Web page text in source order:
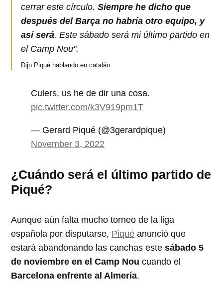
cerrar este círculo.Siempre he dicho que
después del Barça no habría otro equipo, y
así será. Este sábado será mi último partido en
el Camp Nou".
Dijo Piqué hablando en catalán.
Culers, us he de dir una cosa.
pic.twitter.com/k3V919pm1T
— Gerard Piqué (@3gerardpique)
November 3, 2022
¿Cuándo será el último partido de
Piqué?
Aunque aún falta mucho torneo de la liga
española por disputarse, Piqué anunció que
estará abandonando las canchas estesábado 5
de noviembre en el Camp Nou cuando el
Barcelona enfrente al Almería.